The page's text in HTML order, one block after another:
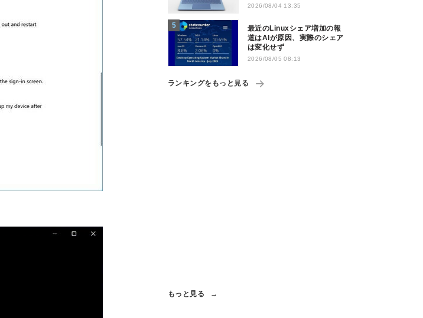
2026/08/04 13:35
最近のLinuxシェア増加の報
道はAIが原因、実際のシェア
は変化せず
2026/08/05 08:13
ランキングをもっと見る
もっと見る